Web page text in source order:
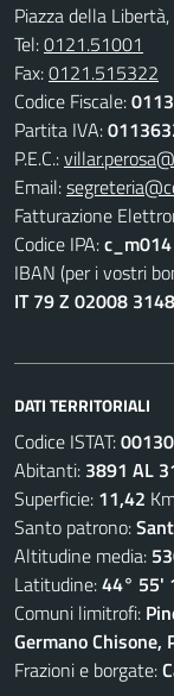
Piazza della
Tel:0121.51001
Fax:0121.515322
Codice Fiscale:
Partita IVA:
P.E.C.:
Email:
Fatturazione
Codice IPA:c_m014
IBAN (per i vostri
IT 79 Z 02008
DATI TERRITORIALI
Codice ISTAT:
Abitanti: 3891 AL
Superficie: 11,42
Santo patrono:
Altitudine media:
Latitudine:44° 55'
Comuni limitrofi:
Germano Chisone,
Frazioni e borgate: